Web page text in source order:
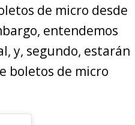
de micro desde
entendemos
y, segundo, estarán
boletos de micro